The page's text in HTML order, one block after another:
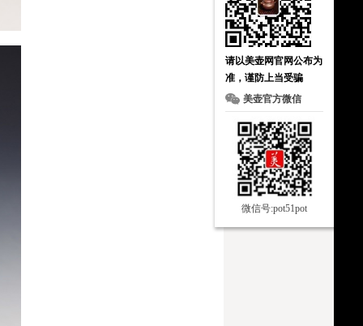
请以美壶网官网公布为
准，谨防上当受骗
美壶官方微信
微信号:pot51pot